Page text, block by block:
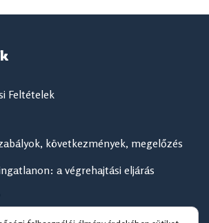
Feltételek
következmények, megelőzés
a végrehajtási eljárás